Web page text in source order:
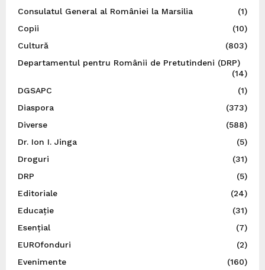
Consulatul General al României la Marsilia
(1)
Copii
(10)
Cultură
(803)
Departamentul pentru Românii de Pretutindeni (DRP)
(14)
DGSAPC
(1)
Diaspora
(373)
Diverse
(588)
Dr. Ion I. Jinga
(5)
Droguri
(31)
DRP
(5)
Editoriale
(24)
Educație
(31)
Esențial
(7)
EUROfonduri
(2)
Evenimente
(160)